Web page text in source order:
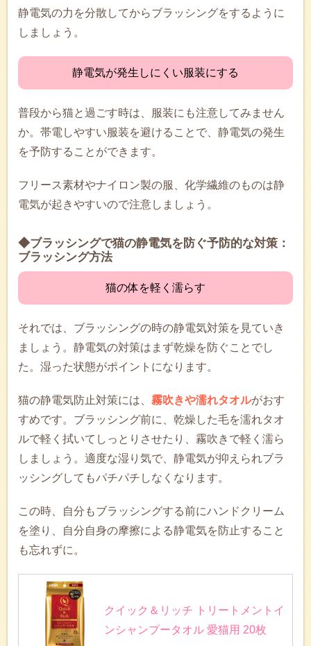
静電気の力を分散してからブラッシングをするように
しましょう。
静電気が発生しにくい服装にする
普段から猫と過ごす時は、服装にも注意してみません
か。帯電しやすい服装を避けることで、静電気の発生
を予防することができます。
フリース素材やナイロン製の服、化学繊維のものは静
電気が起きやすいので注意しましょう。
◆ブラッシングで猫の静電気を防ぐ予防的な対策：
ブラッシング方法
猫の体を軽く濡らす
それでは、ブラッシングの時の静電気対策を見ていき
ましょう。静電気の対策はまず乾燥を防ぐことでし
た。湿った状態がポイントになります。
猫の静電気防止対策には、 霧吹きや濡れタオルがおす
すめです。ブラッシング前に、乾燥した毛を濡れタオ
ルで軽く拭いてしっとりさせたり、霧吹きで軽く濡ら
しましょう。適度な湿り気で、静電気が抑えられブラ
ッシングしてもパチパチしなくなります。
この時、自分もブラッシングする前にハンドクリーム
を塗り、自分自身の摩擦による静電気を防止すること
も忘れずに。
クイック＆リッチ トリートメントイ
ンシャンプータオル 愛猫用 20枚